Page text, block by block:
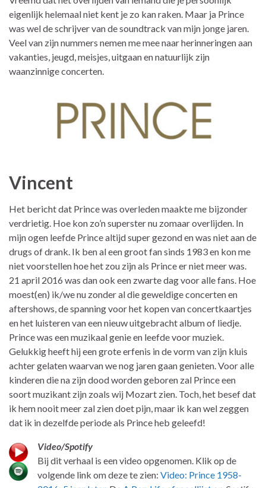
eigenlijk helemaal niet kent je zo kan raken. Maar ja Prince
was wel de schrijver van de soundtrack van mijn jonge jaren.
Veel van zijn nummers nemen me mee naar herinneringen aan
vakanties, jeugd, meisjes, uitgaan en natuurlijk zijn
waanzinnige concerten.
Vincent
Het bericht dat Prince was overleden maakte me bijzonder
verdrietig. Hoe kon zo’n superster nu zomaar overlijden. In
mijn ogen leefde Prince altijd super gezond en was niet aan de
drugs of drank. Ik ben al een groot fan sinds 1983 en kon me
niet voorstellen hoe het zou zijn als Prince er niet meer was.
21 april 2016 was dan ook een zwarte dag voor alle fans. Hoe
moest(en) ik/we nu zonder al die geweldige concerten en
aftershows, de spanning voor het kopen van concertkaartjes
en het luisteren van een nieuw uitgebracht album of liedje.
Prince was een muzikaal genie en leefde voor muziek.
Gelukkig heeft hij een grote erfenis in de vorm van zijn kluis
achter gelaten waarvan we nog jaren gaan genieten. Voor alle
kinderen die na zijn dood worden geboren zal Prince een
soort muzikant zijn zoals wij Mozart zien. Toch, het besef dat
ik hem nooit meer zal zien doet pijn, maar ik kan wel zeggen
dat ik in dezelfde periode als Prince heb geleefd!
Video/Spotify
Bij dit verhaal is een video opgenomen. Klik op de
volgende link om deze te zien: Video: Prince 1958-